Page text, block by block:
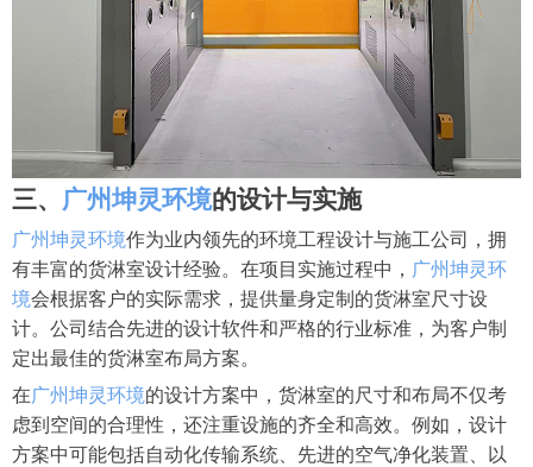
三、 广州坤灵环境的设计与实施
广州坤灵环境作为业内领先的环境工程设计与施工公司，拥
有丰富的货淋室设计经验。在项目实施过程中， 广州坤灵环
境会根据客户的实际需求，提供量身定制的货淋室尺寸设
计。公司结合先进的设计软件和严格的行业标准，为客户制
定出最佳的货淋室布局方案。
在广州坤灵环境的设计方案中，货淋室的尺寸和布局不仅考
虑到空间的合理性，还注重设施的齐全和高效。例如，设计
方案中可能包括自动化传输系统、先进的空气净化装置、以